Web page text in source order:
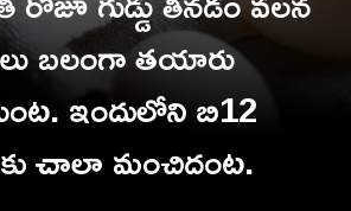
బలంగా తయారు
ఇందులోని బి12